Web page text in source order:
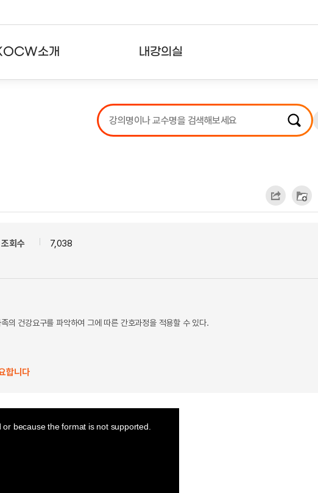
소개 내강의실
강의리스트
수강확인증강의
조회수 7,038
의 건강요구를 파악하여 그에 따른 간호과정을 적용할 수 있다.
합니다
because the format is not supported.